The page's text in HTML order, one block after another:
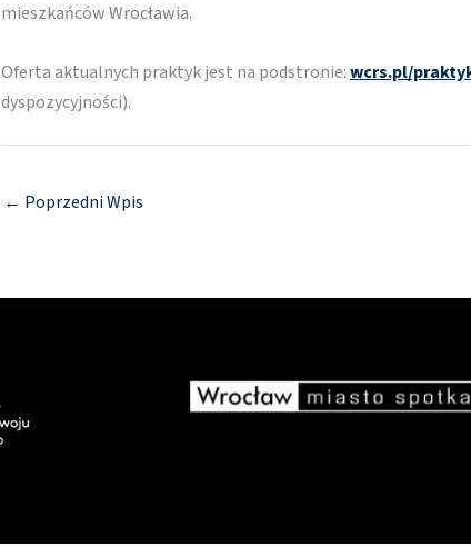
mieszkańców Wrocławia.
Oferta aktualnych praktyk jest na podstronie:wcrs.pl/
dyspozycyjności).
← Poprzedni Wpis